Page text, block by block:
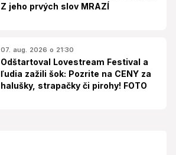
Z jeho prvých slov MRAZÍ
07. aug. 2026 o 21:30
Odštartoval Lovestream Festival a
ľudia zažili šok: Pozrite na CENY za
halušky, strapačky či pirohy! FOTO